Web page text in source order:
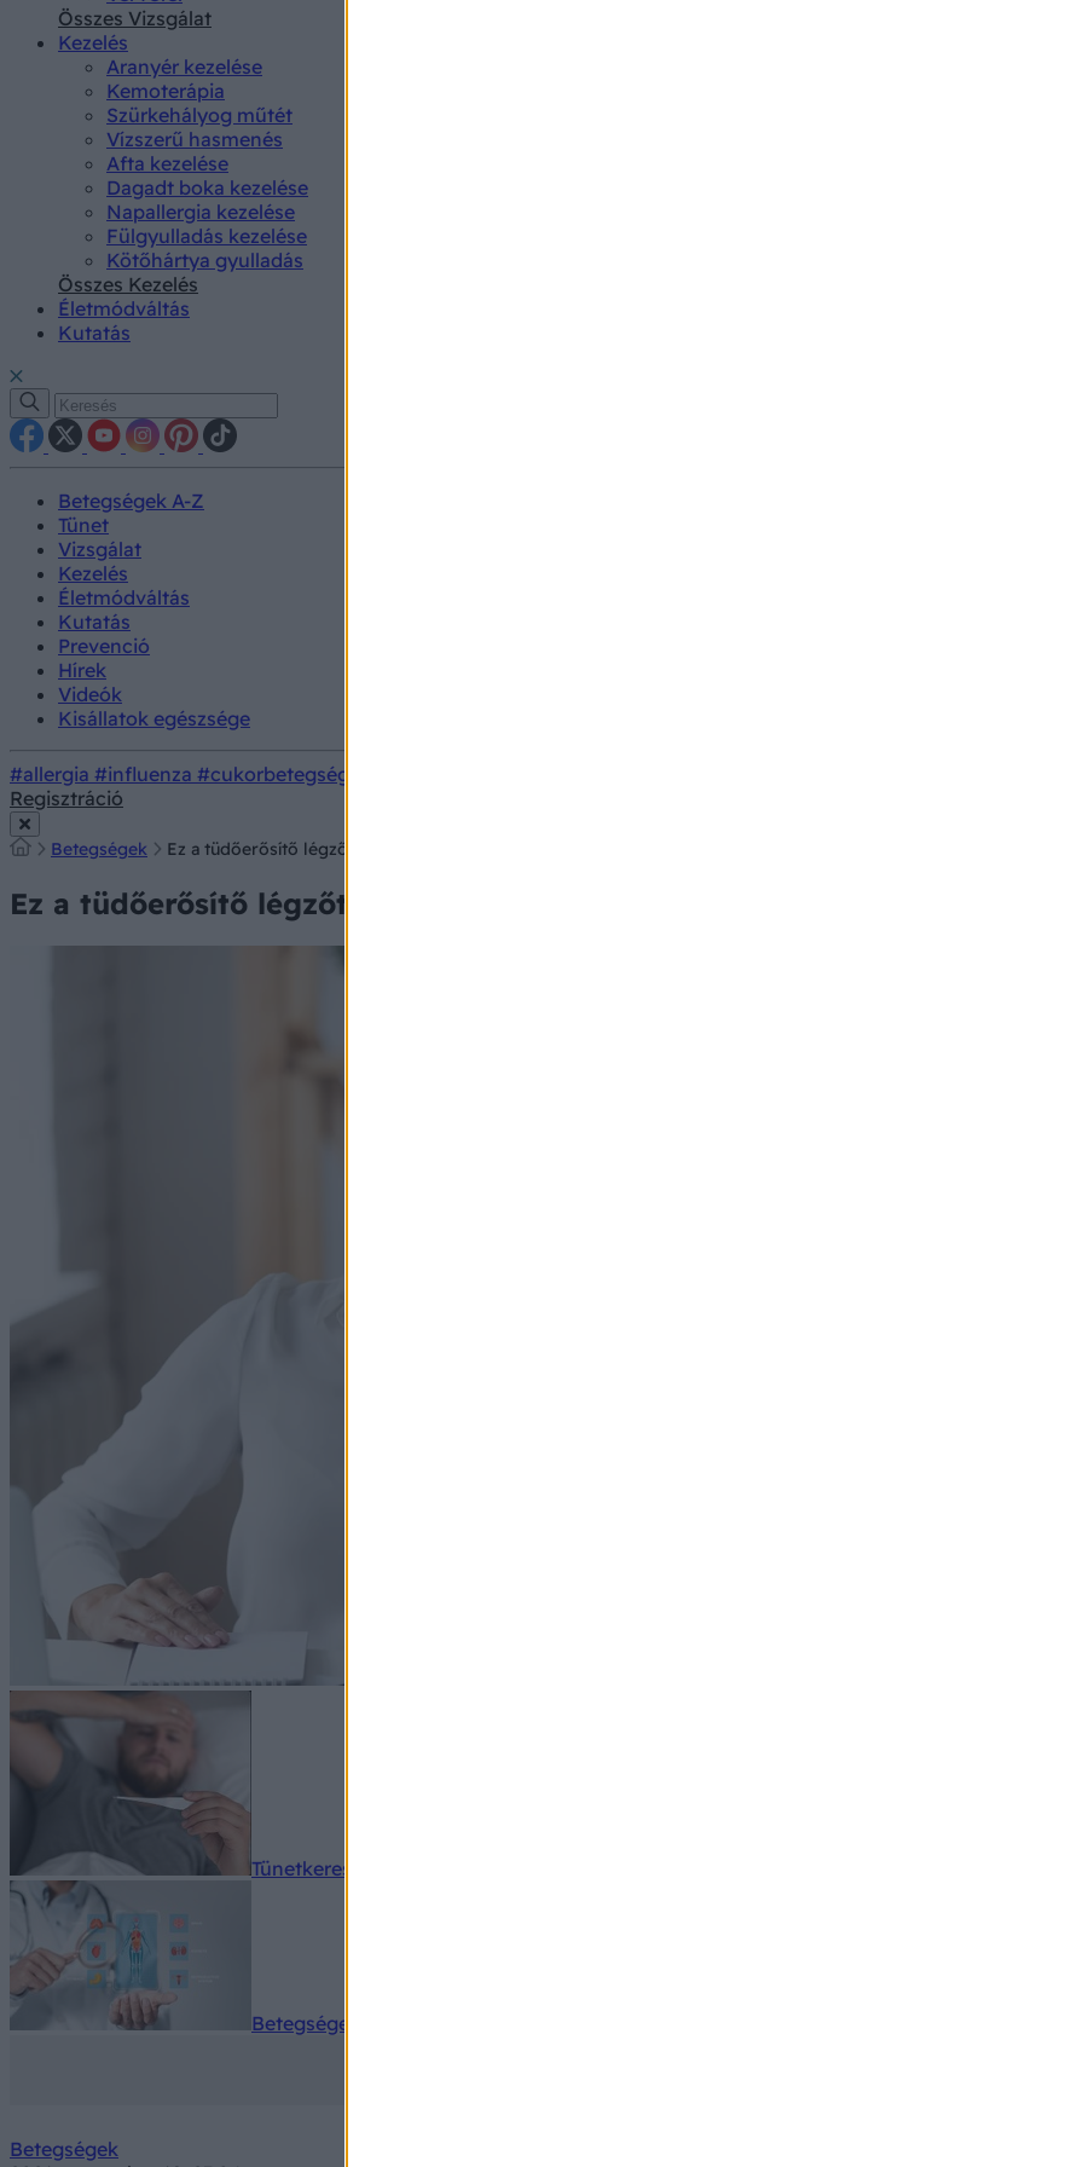
Összes Vizsgálat
Kezelés
Aranyér kezelése
Kemoterápia
Szürkehályog műtét
Vízszerű hasmenés
Afta kezelése
Dagadt boka kezelése
Napallergia kezelése
Fülgyulladás kezelése
Kötőhártya gyulladás
Összes Kezelés
Életmódváltás
Kutatás
Betegségek A-Z
Tünet
Vizsgálat
Kezelés
Életmódváltás
Kutatás
Prevenció
Hírek
Videók
Kisállatok egészsége
#allergia #influenza #cukorbetegség
Regisztráció
Betegségek Ez a tüdőerősítő légzőtorna segíthet légézési nehézségek, Covid-fertőzés esetén
Ez a tüdőerősítő légzőtorna segíthet légézési nehézségek, Covid-fertőzés
Tünetkereső
Betegségek A-Z
Betegségek